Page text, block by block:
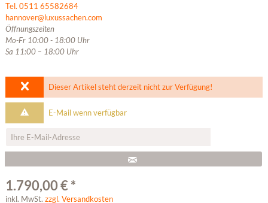
Tel. 0511 65582684
hannover@luxussachen.com
Öffnungszeiten
Mo-Fr 10:00 - 18:00 Uhr
Sa 11:00 – 18:00 Uhr
Dieser Artikel steht derzeit nicht zur Verfügung!
E-Mail wenn verfügbar
1.790,00 € *
inkl. MwSt. zzgl. Versandkosten